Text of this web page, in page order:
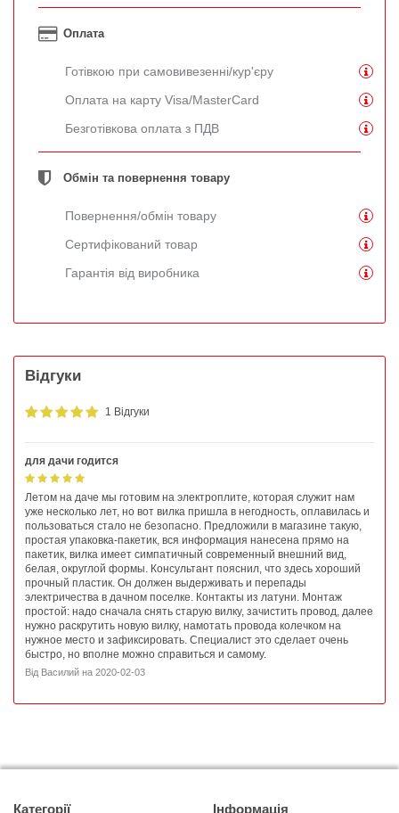
Оплата
Готівкою при самовивезенні/кур'єру
Оплата на карту Visa/MasterCard
Безготівкова оплата з ПДВ
Обмін та повернення товару
Повернення/обмін товару
Сертифікований товар
Гарантія від виробника
Відгуки
1 Відгуки
для дачи годится
Летом на даче мы готовим на электроплите, которая служит нам
уже несколько лет, но вот вилка пришла в негодность, оплавилась и
пользоваться стало не безопасно. Предложили в магазине такую,
простая упаковка-пакетик, вся информация нанесена прямо на
пакетик, вилка имеет симпатичный современный внешний вид,
белая, округлой формы. Консультант пояснил, что здесь хороший
прочный пластик. Он должен выдерживать и перепады
электричества в дачном поселке. Контакты из латуни. Монтаж
простой: надо сначала снять старую вилку, зачистить провод, далее
нужно раскрутить новую вилку, намотать провода колечком на
нужное место и зафиксировать. Специалист это сделает очень
быстро, но вполне можно справиться и самому.
Від Василий на 2020-02-03
Категорії Інформація